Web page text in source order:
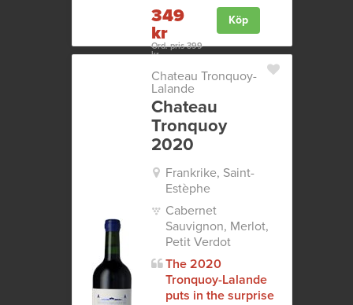
349
kr
Ord. pris 399
kr
Köp
Chateau Tronquoy-
Lalande
Chateau
Tronquoy
2020
Frankrike, Saint-
Estèphe
Cabernet
Sauvignon, Merlot,
Petit Verdot
The 2020
Tronquoy-Lalande
puts in the surprise